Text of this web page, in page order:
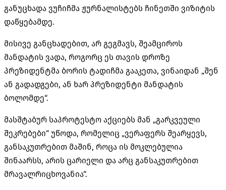
განუცხადა ვუჩიჩმა ჟურნალისტებს ჩინეთში ვიზიტის
დაწყებამდე.
მისივე განცხადებით, არ გეგმავს, შეამციროს
მანდატის ვადა, როგორც ეს თავის დროზე
პრეზიდენტმა ბორის ტადიჩმა გააკეთა, ვინაიდან „შენ
ან გადადგები, ან ხარ პრეზიდენტი მანდატის
ბოლომდე“.
მასშტაბურ საპროტესტო აქციებს მან „გარკვეული
შეკრებები“ უწოდა, რომელიც „ვერაფერს შეარყევს,
განსაკუთრებით მაშინ, როცა ის მოკლებულია
შინაარსს, არის ცარიელი და არც განსაკუთრებით
მრავალრიცხოვანია“.